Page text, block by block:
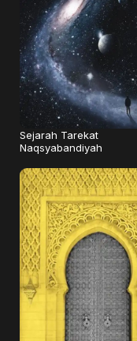
Sejarah Tarekat
Naqsyabandiyah